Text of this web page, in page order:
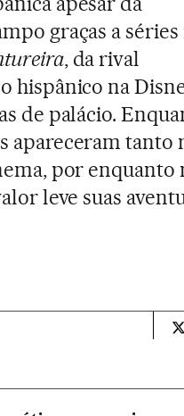
graças a
, da rival
hispânico na
de palácio.
apareceram tanto
por enquanto
leve suas